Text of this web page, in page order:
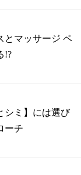
とマッサージ ペ
!?
シミ】には選び
ーチ